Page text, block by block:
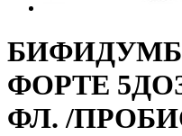
ФОРТЕ
ФЛ. /